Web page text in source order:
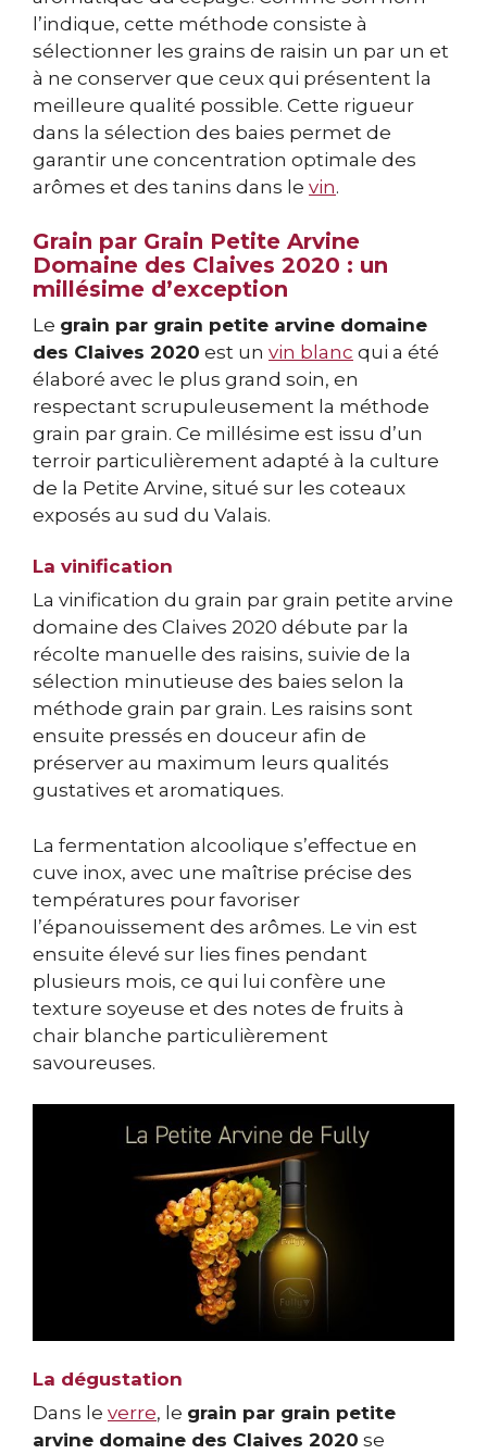
l’indique, cette méthode consiste à
sélectionner les grains de raisin un par un et
à ne conserver que ceux qui présentent la
meilleure qualité possible. Cette rigueur
dans la sélection des baies permet de
garantir une concentration optimale des
arômes et des tanins dans le vin.
Grain par Grain Petite Arvine
Domaine des Claives 2020 : un
millésime d’exception
Le grain par grain petite arvine domaine
des Claives 2020 est un vin blanc qui a été
élaboré avec le plus grand soin, en
respectant scrupuleusement la méthode
grain par grain. Ce millésime est issu d’un
terroir particulièrement adapté à la culture
de la Petite Arvine, situé sur les coteaux
exposés au sud du Valais.
La vinification
La vinification du grain par grain petite arvine
domaine des Claives 2020 débute par la
récolte manuelle des raisins, suivie de la
sélection minutieuse des baies selon la
méthode grain par grain. Les raisins sont
ensuite pressés en douceur afin de
préserver au maximum leurs qualités
gustatives et aromatiques.
La fermentation alcoolique s’effectue en
cuve inox, avec une maîtrise précise des
températures pour favoriser
l’épanouissement des arômes. Le vin est
ensuite élevé sur lies fines pendant
plusieurs mois, ce qui lui confère une
texture soyeuse et des notes de fruits à
chair blanche particulièrement
savoureuses.
La dégustation
Dans le verre, le grain par grain petite
arvine domaine des Claives 2020 se